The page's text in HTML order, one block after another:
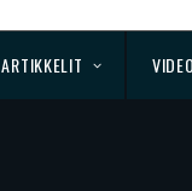
ARTIKKELIT